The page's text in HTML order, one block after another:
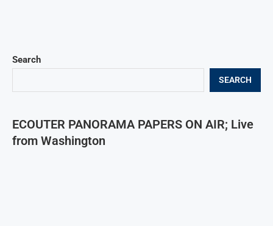
Search
SEARCH
ECOUTER PANORAMA PAPERS ON AIR; Live
from Washington